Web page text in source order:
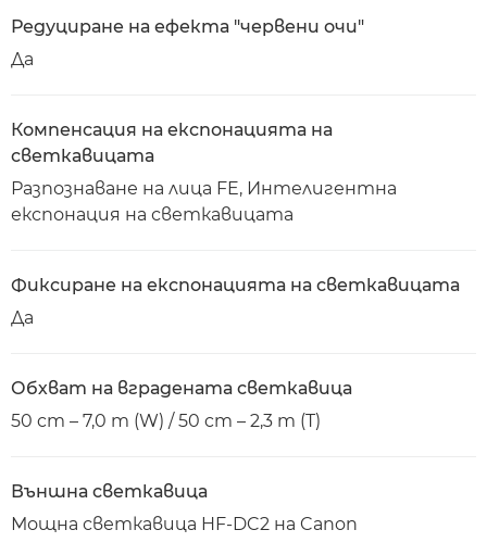
Редуциране на ефекта "червени очи"
Да
Компенсация на експонацията на
светкавицата
Разпознаване на лица FE, Интелигентна
експонация на светкавицата
Фиксиране на експонацията на светкавицата
Да
Обхват на вградената светкавица
50 cm – 7,0 m (W) / 50 cm – 2,3 m (T)
Външна светкавица
Мощна светкавица HF-DC2 на Canon